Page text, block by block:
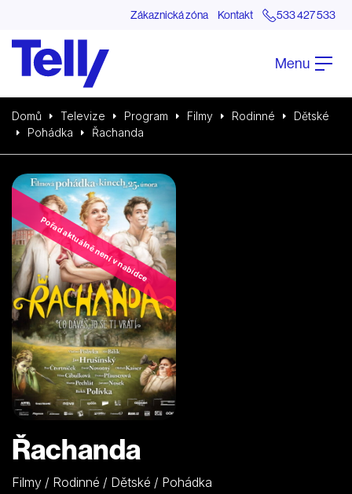
Zákaznická zóna Kontakt 533 427 533
Menu
Domů Televize Program Filmy Rodinné
Dětské
Pohádka
Řachanda
Pořad aktuálně není v nabídce
Řachanda
Filmy / Rodinné / Dětské / Pohádka